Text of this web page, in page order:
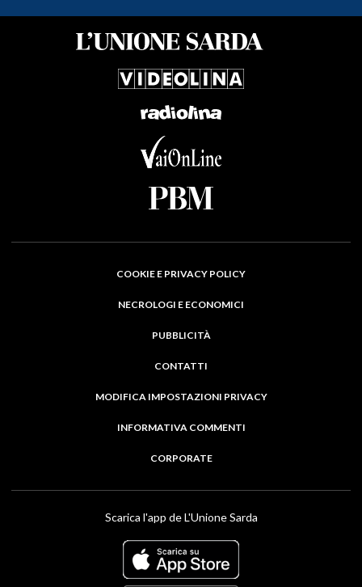
COOKIE E PRIVACY POLICY
NECROLOGI E ECONOMICI
PUBBLICITÀ
CONTATTI
MODIFICA IMPOSTAZIONI PRIVACY
INFORMATIVA COMMENTI
CORPORATE
Scarica l'app de L'Unione Sarda